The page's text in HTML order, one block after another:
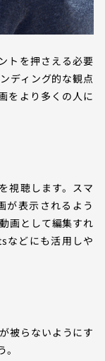
トを押さえる必要
ディング的な観点
をより多くの人に
視聴します。スマ
が表示されるよう
画として編集すれ
などにも活用しや
被らないようにす